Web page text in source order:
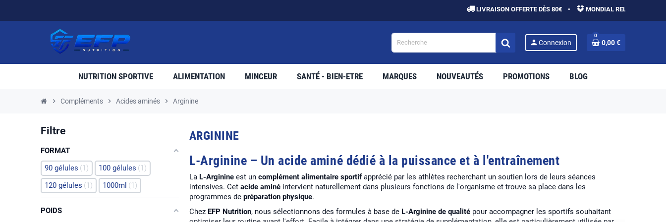
LIVRAISON OFFERTE DÈS 80€ • MONDIAL RELAY / COLISSIMO
person Connexion
0
0,00 €
NUTRITION SPORTIVE ALIMENTATION MINCEUR SANTÉ - BIEN-ETRE MARQUES NOUVEAUTÉS PROMOTIONS BLOG
chevron_right Compléments chevron_right Acides aminés chevron_right Arginine
Filtre
FORMAT
90 gélules 1 100 gélules 1
120 gélules 1 1000ml 1
POIDS
ARGININE
L-Arginine – Un acide aminé dédié à la puissance et à l'entraînement
La L-Arginine est un complément alimentaire sportifapprécié par les athlètes recherchant un soutien lors de leurs séances
intensives. Cet acide aminé intervient naturellement dans plusieurs fonctions de l'organisme et trouve sa place dans les
programmes de préparation physique.
Chez EFP Nutrition, nous sélectionnons des formules à base de L-Arginine de qualité pour accompagner les sportifs souhaitant